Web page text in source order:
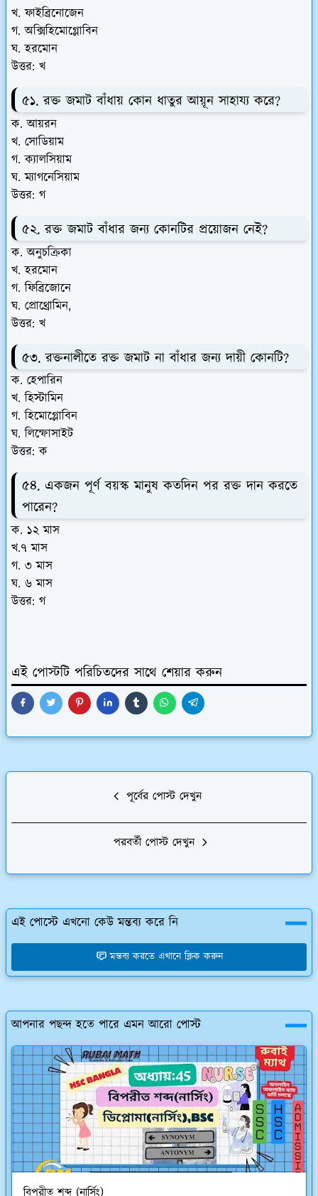
খ. ফাইব্রিনোজেন
গ. অক্সিহিমোগ্লোবিন
ঘ. হরমোন
উত্তর: খ
৫১. রক্ত জমাট বাঁধায় কোন ধাতুর আয়ূন সাহায্য করে?
ক. আয়রন
খ. সোডিয়াম
গ. ক্যালসিয়াম
ঘ. ম্যাগনেসিয়াম
উত্তর: গ
৫২. রক্ত জমাট বাঁধার জন্য কোনটির প্রয়োজন নেই?
ক. অনুচক্রিকা
খ. হরমোন
গ. ফিব্রিজোনে
ঘ. প্রোথ্রোমিন,
উত্তর: খ
৫৩. রক্তনালীতে রক্ত জমাট না বাঁধার জন্য দায়ী কোনটি?
ক. হেপারিন
খ. হিস্টামিন
গ. হিমোগ্লোবিন
ঘ. লিম্ফোসাইট
উত্তর: ক
৫৪. একজন পূর্ণ বয়স্ক মানুষ কতদিন পর রক্ত দান করতে
পারেন?
ক. ১২ মাস
খ.৭ মাস
গ. ৩ মাস
ঘ. ৬ মাস
উত্তর: গ
এই পোস্টটি পরিচিতদের সাথে শেয়ার করুন
পূর্বের পোস্ট দেখুন
পরবর্তী পোস্ট দেখুন
এই পোস্টে এখনো কেউ মন্তব্য করে নি
মন্তব্য করতে এখানে ক্লিক করুন
আপনার পছন্দ হতে পারে এমন আরো পোস্ট